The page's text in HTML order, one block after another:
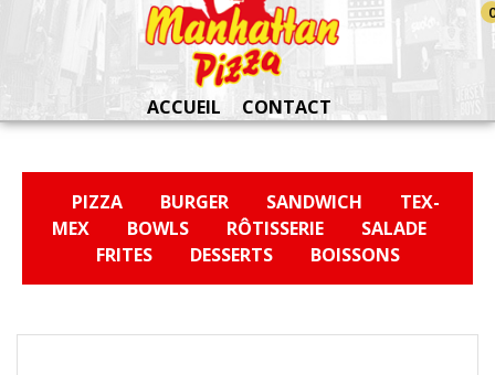
0
ACCUEIL CONTACT
PIZZA BURGER SANDWICH
TEX-
MEX
BOWLS RÔTISSERIE
SALADE
FRITES
DESSERTS BOISSONS